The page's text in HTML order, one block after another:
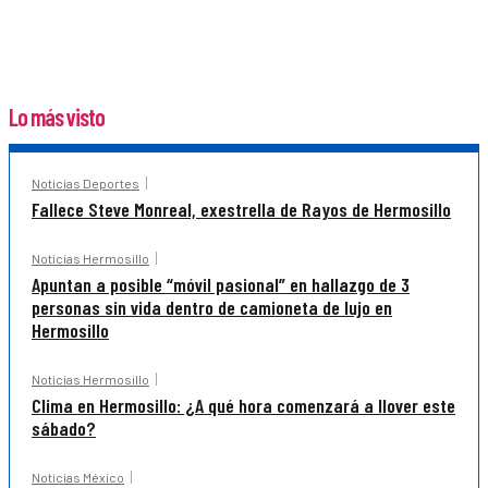
Lo más visto
Noticias Deportes
Fallece Steve Monreal, exestrella de Rayos de Hermosillo
Noticias Hermosillo
Apuntan a posible “móvil pasional” en hallazgo de 3
personas sin vida dentro de camioneta de lujo en
Hermosillo
Noticias Hermosillo
Clima en Hermosillo: ¿A qué hora comenzará a llover este
sábado?
Noticias México